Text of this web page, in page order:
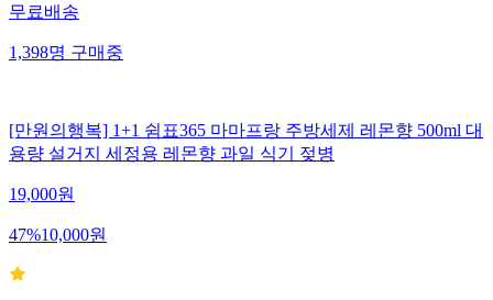
무료배송
1,398명구매중
[만원의행복] 1+1 쉼표365 마마프랑 주방세제 레몬향 500ml 대
용량 설거지 세정용 레몬향 과일 식기 젖병
19,000원
47%10,000원